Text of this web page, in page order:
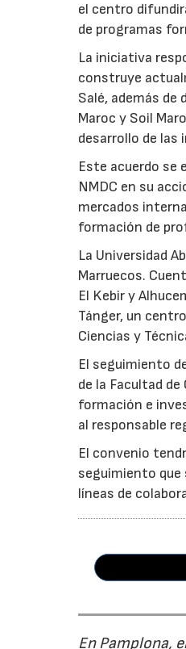
el centro
de programas
La iniciativa
construye
Salé, además
Maroc y Soil
desarrollo de
Este acuerdo se
NMDC en su
mercados
formación de
La Universidad
Marruecos.
El Kebir y
Tánger, un
Ciencias y
El seguimiento
de la Facultad
formación e
al responsable
El convenio
seguimiento que
líneas de
En Pamplona,